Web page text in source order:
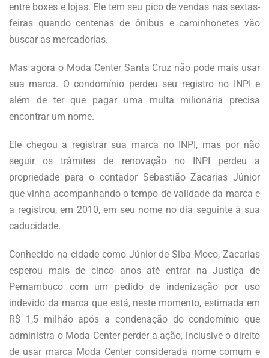
entre boxes e lojas. Ele tem seu pico de vendas nas sextas-
feiras quando centenas de ônibus e caminhonetes vão
buscar as mercadorias.
Mas agora o Moda Center Santa Cruz não pode mais usar
sua marca. O condomínio perdeu seu registro no INPI e
além de ter que pagar uma multa milionária precisa
encontrar um nome.
Ele chegou a registrar sua marca no INPI, mas por não
seguir os trâmites de renovação no INPI perdeu a
propriedade para o contador Sebastião Zacarias Júnior
que vinha acompanhando o tempo de validade da marca e
a registrou, em 2010, em seu nome no dia seguinte à sua
caducidade.
Conhecido na cidade como Júnior de Siba Moco, Zacarias
esperou mais de cinco anos até entrar na Justiça de
Pernambuco com um pedido de indenização por uso
indevido da marca que está, neste momento, estimada em
R$ 1,5 milhão após a condenação do condomínio que
administra o Moda Center perder a ação, inclusive o direito
de usar marca Moda Center considerada nome comum e